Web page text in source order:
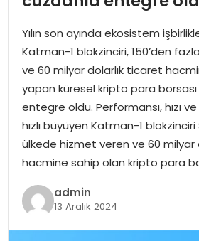
SPOR
EKONOMI
MAGAZIN
DÜNYA
OTOMOBIL
Yılın son ayında ekosistem
Katman-1 blokzinciri, 150’den
ve 60 milyar dolarlık ticaret
yapan küresel kripto para borsası
entegre oldu. Performansı, hızı
hızlı büyüyen Katman-1 blokzinciri
ülkede hizmet veren ve 60 milyar
hacmine sahip olan kripto para
admin
13 Aralık 2024